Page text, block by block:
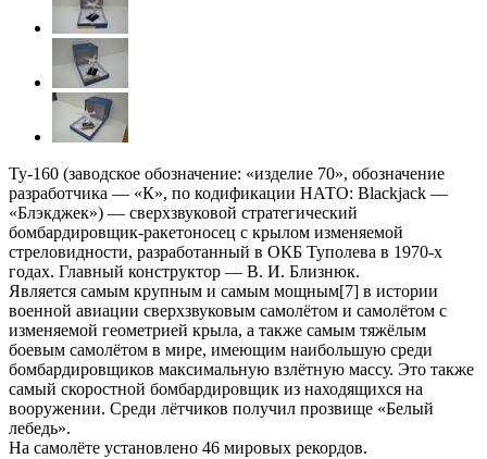
Ту-160 (заводское обозначение: «изделие 70», обозначение
разработчика — «К», по кодификации НАТО: Blackjack —
«Блэкджек») — сверхзвуковой стратегический
бомбардировщик-ракетоносец с крылом изменяемой
стреловидности, разработанный в ОКБ Туполева в 1970-х
годах. Главный конструктор — В. И. Близнюк.
Является самым крупным и самым мощным[7] в истории
военной авиации сверхзвуковым самолётом и самолётом с
изменяемой геометрией крыла, а также самым тяжёлым
боевым самолётом в мире, имеющим наибольшую среди
бомбардировщиков максимальную взлётную массу. Это также
самый скоростной бомбардировщик из находящихся на
вооружении. Среди лётчиков получил прозвище «Белый
лебедь».
На самолёте установлено 46 мировых рекордов.